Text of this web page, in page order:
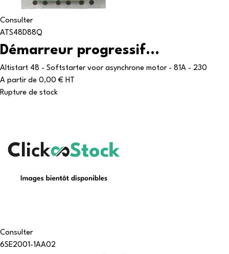
Consulter
ATS48D88Q
Démarreur progressif...
Altistart 48 - Softstarter voor asynchrone motor - 81A - 230
A partir de 0,00 € HT
Rupture de stock
Consulter
6SE2001-1AA02